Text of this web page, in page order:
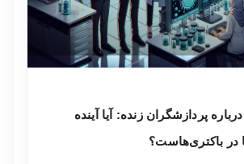
پردازشگران زنده: آیا آینده
در باکتری‌هاست؟